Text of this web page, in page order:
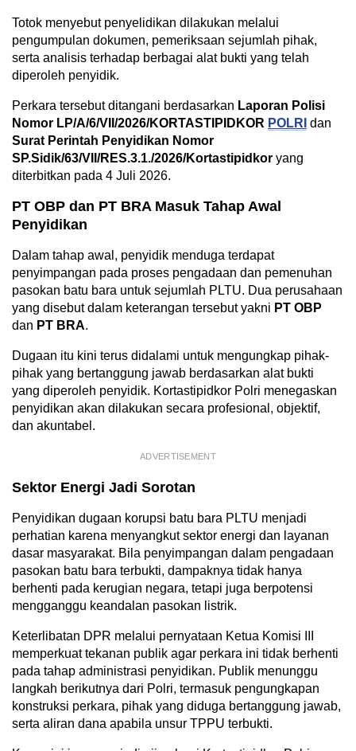
Totok menyebut penyelidikan dilakukan melalui
pengumpulan dokumen, pemeriksaan sejumlah pihak,
serta analisis terhadap berbagai alat bukti yang telah
diperoleh penyidik.
Perkara tersebut ditangani berdasarkan Laporan Polisi
Nomor LP/A/6/VII/2026/KORTASTIPIDKOR POLRI dan
Surat Perintah Penyidikan Nomor
SP.Sidik/63/VII/RES.3.1./2026/Kortastipidkor yang
diterbitkan pada 4 Juli 2026.
PT OBP dan PT BRA Masuk Tahap Awal
Penyidikan
Dalam tahap awal, penyidik menduga terdapat
penyimpangan pada proses pengadaan dan pemenuhan
pasokan batu bara untuk sejumlah PLTU. Dua perusahaan
yang disebut dalam keterangan tersebut yakni PT OBP
dan PT BRA.
Dugaan itu kini terus didalami untuk mengungkap pihak-
pihak yang bertanggung jawab berdasarkan alat bukti
yang diperoleh penyidik. Kortastipidkor Polri menegaskan
penyidikan akan dilakukan secara profesional, objektif,
dan akuntabel.
ADVERTISEMENT
Sektor Energi Jadi Sorotan
Penyidikan dugaan korupsi batu bara PLTU menjadi
perhatian karena menyangkut sektor energi dan layanan
dasar masyarakat. Bila penyimpangan dalam pengadaan
pasokan batu bara terbukti, dampaknya tidak hanya
berhenti pada kerugian negara, tetapi juga berpotensi
mengganggu keandalan pasokan listrik.
Keterlibatan DPR melalui pernyataan Ketua Komisi III
memperkuat tekanan publik agar perkara ini tidak berhenti
pada tahap administrasi penyidikan. Publik menunggu
langkah berikutnya dari Polri, termasuk pengungkapan
konstruksi perkara, pihak yang diduga bertanggung jawab,
serta aliran dana apabila unsur TPPU terbukti.